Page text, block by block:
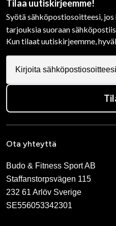
Tilaa uutiskirjeemme!
Syötä sähköpostiosoitteesi, jos
tarjouksia suoraan
Kun tilaat uutiskirjeemme,
Ota yhteyttä
Budo & Fitness Sport AB
Staffanstorpsvägen 115
232 61 Arlöv Sverige
SE556053342301